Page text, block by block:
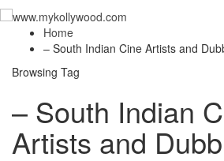
Home
– South Indian Cine Artists and
Browsing Tag
– South Indian
Artists and